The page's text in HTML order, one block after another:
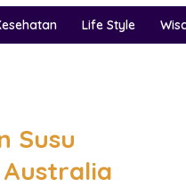
Life Style
Susu